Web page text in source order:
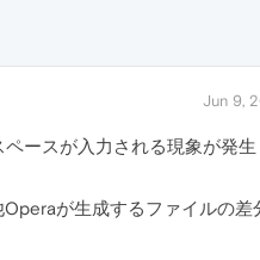
Jun 9,
ースが入力される現象が発生
が生成するファイルの差